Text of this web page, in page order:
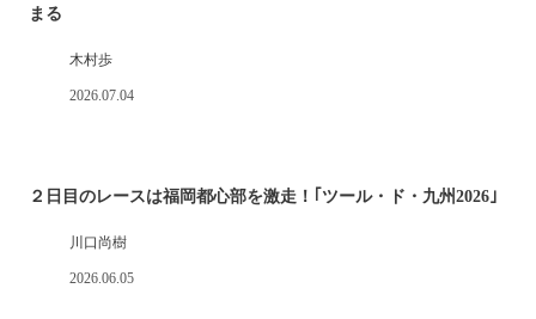
まる
木村歩
2026.07.04
２日目のレースは福岡都心部を激走！｢ツール・ド・九州2026｣
川口尚樹
2026.06.05